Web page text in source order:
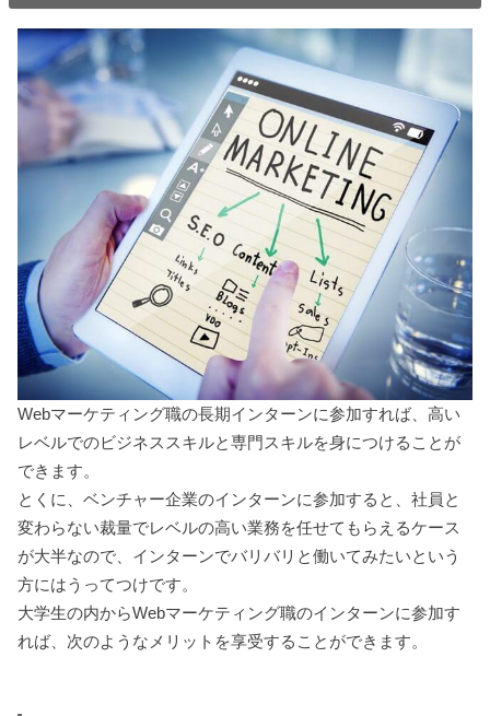
Webマーケティング職の長期インターンに参加すれば、高い
レベルでのビジネススキルと専門スキルを身につけることが
できます。
とくに、ベンチャー企業のインターンに参加すると、社員と
変わらない裁量でレベルの高い業務を任せてもらえるケース
が大半なので、インターンでバリバリと働いてみたいという
方にはうってつけです。
大学生の内からWebマーケティング職のインターンに参加す
れば、次のようなメリットを享受することができます。